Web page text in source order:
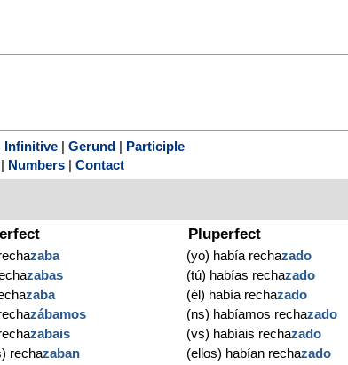
Infinitive Gerund
Participle
Numbers Contact
zaba
zabas
zaba
zábamos
zabais
rechazaban
Pluperfect
(yo) había rechazado
(tú) habías rechazado
(él) había rechazado
(ns) habíamos rechazado
(vs) habíais rechazado
(ellos) habían rechazado